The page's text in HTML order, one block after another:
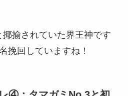
揄されていた界王神です
挽回していますね！